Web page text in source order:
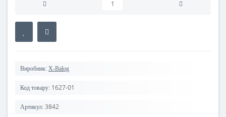
Виробник: X-Balog
Код товару: 1627-01
Артикул: 3842